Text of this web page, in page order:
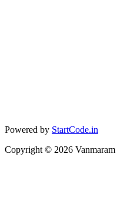
Powered by StartCode.in
Copyright © 2026 Vanmaram